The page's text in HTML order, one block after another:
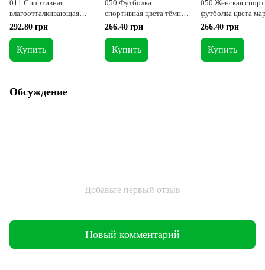
011 Спортивная
влагоотталкивающая
серая женская футболка
292.80 грн
Купить
050 Футболка
спортивная цвета тёмная
мята S = 42-44 p
266.40 грн
Купить
050 Женская
футболка цвета
= 42-44 p
266.40 грн
Купить
Обсуждение
Добавьте первый отзыв
Новый комментарий